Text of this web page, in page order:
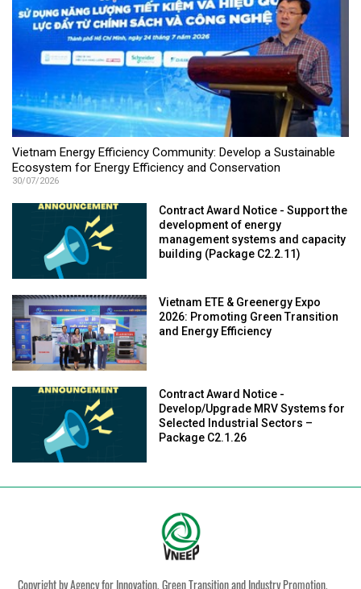
Vietnam Energy Efficiency Community: Develop a Sustainable
Ecosystem for Energy Efficiency and Conservation
30/07/2026
Contract Award Notice - Support the
development of energy
management systems and capacity
building (Package C2.2.11)
Vietnam ETE & Greenergy Expo
2026: Promoting Green Transition
and Energy Efficiency
Contract Award Notice -
Develop/Upgrade MRV Systems for
Selected Industrial Sectors –
Package C2.1.26
Copyright by Agency for Innovation, Green Transition and Industry Promotion,